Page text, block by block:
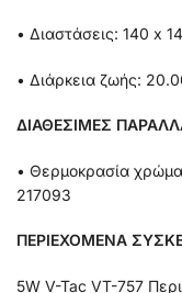
• Διαστάσεις: 140 x
• Διάρκεια ζωής:
ΔΙΑΘΕΣΙΜΕΣ
• Θερμοκρασία
217093
ΠΕΡΙΕΧΟΜΕΝΑ
5W V-Tac VT-757